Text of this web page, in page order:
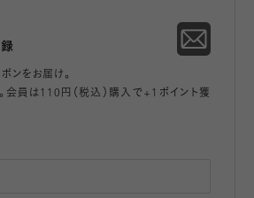
ンをお届け。
会員は110円（税込）購入で+1ポイント獲